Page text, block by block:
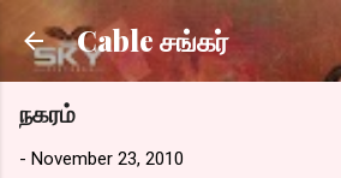
Skip to main content
Cable சங்கர்
நகரம்
- November 23, 2010